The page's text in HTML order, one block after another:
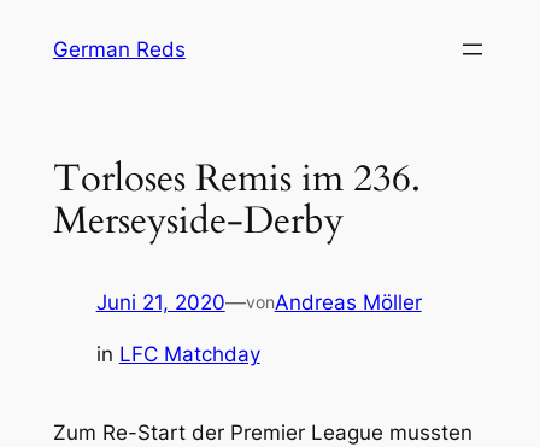
InhaltGerman Reds
Torloses Remis im 236.
Merseyside-Derby
Juni 21, 2020—vonAndreas Möller
in LFC Matchday
Zum Re-Start der Premier League mussten